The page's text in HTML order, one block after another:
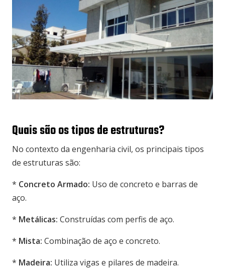
Quais são os tipos de estruturas?
No contexto da engenharia civil, os principais tipos
de estruturas são:
* Concreto Armado: Uso de concreto e barras de
aço.
* Metálicas: Construídas com perfis de aço.
* Mista: Combinação de aço e concreto.
* Madeira: Utiliza vigas e pilares de madeira.